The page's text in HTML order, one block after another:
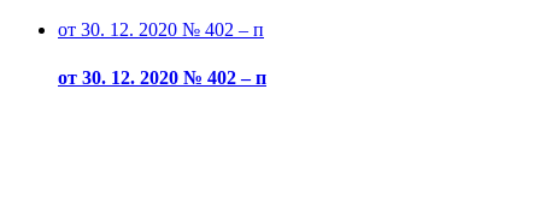
от 30. 12. 2020 № 402 – п
от 30. 12. 2020 № 402 – п